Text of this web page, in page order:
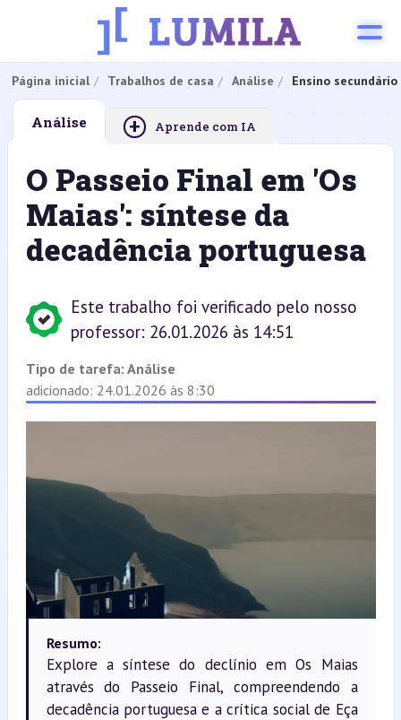
Página inicial Trabalhos de casa Análise Ensino secundário
Análise + Aprende com IA
O Passeio Final em 'Os
Maias': síntese da
decadência portuguesa
Este trabalho foi verificado pelo nosso
professor: 26.01.2026 às 14:51
Tipo de tarefa: Análise
adicionado: 24.01.2026 às 8:30
Resumo:
Explore a síntese do declínio em Os Maias
através do Passeio Final, compreendendo a
decadência portuguesa e a crítica social de Eça